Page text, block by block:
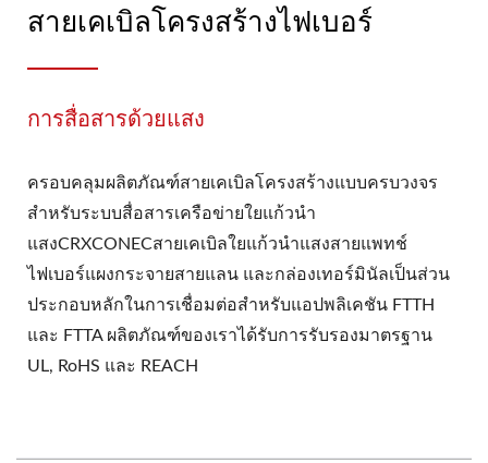
สายเคเบิลโครงสร้างไฟเบอร์
การสื่อสารด้วยแสง
ครอบคลุมผลิตภัณฑ์สายเคเบิลโครงสร้างแบบครบวงจร
สำหรับระบบสื่อสารเครือข่ายใยแก้วนำ
แสงCRXCONECสายเคเบิลใยแก้วนำแสงสายแพทช์
ไฟเบอร์แผงกระจายสายแลน และกล่องเทอร์มินัลเป็นส่วน
ประกอบหลักในการเชื่อมต่อสำหรับแอปพลิเคชัน FTTH
และ FTTA ผลิตภัณฑ์ของเราได้รับการรับรองมาตรฐาน
UL, RoHS และ REACH